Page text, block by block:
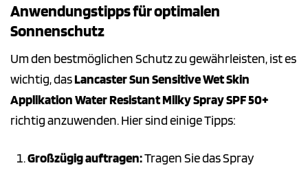
Anwendungstipps für optimalen
Sonnenschutz
Um den bestmöglichen Schutz zu gewährleisten, ist es
wichtig, dasLancaster Sun Sensitive Wet Skin
Applikation Water Resistant Milky Spray SPF 50+
richtig anzuwenden. Hier sind einige Tipps:
Großzügig auftragen:Tragen Sie das Spray